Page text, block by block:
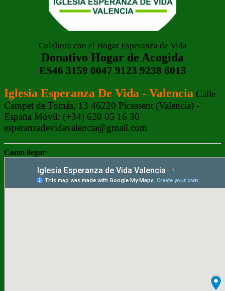
Colabora con el Hogar Esperanza de Vida
Donativo Hogar de Acogida
ES46 3159 0047 9123 9238 6013
Iglesia Esperanza De Vida - Valencia Calle
Campet de Tomás, 13 46220 Picassent (Valencia) -
España Móvil: (+34) 620 05 16 30
esperanzadevidavalencia@gmail.com
Como llegar